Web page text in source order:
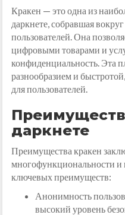
Кракен — это одна из
даркнете, собравшая
пользователей. Она
цифровыми товарами и
конфиденциальность. Эта
разнообразием и
для пользователей.
даркнете
Преимущества кракен
многофункциональности и
ключевых преимуществ:
Анонимность
высокий уровень